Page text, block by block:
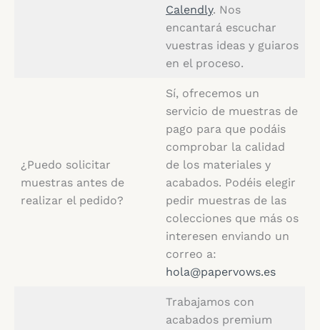
Calendly. Nos
encantará escuchar
vuestras ideas y guiaros
en el proceso.
¿Puedo solicitar
muestras antes de
realizar el pedido?
Sí, ofrecemos un
servicio de muestras de
pago para que podáis
comprobar la calidad
de los materiales y
acabados. Podéis elegir
pedir muestras de las
colecciones que más os
interesen enviando un
correo a:
hola@papervows.es
Trabajamos con
acabados premium